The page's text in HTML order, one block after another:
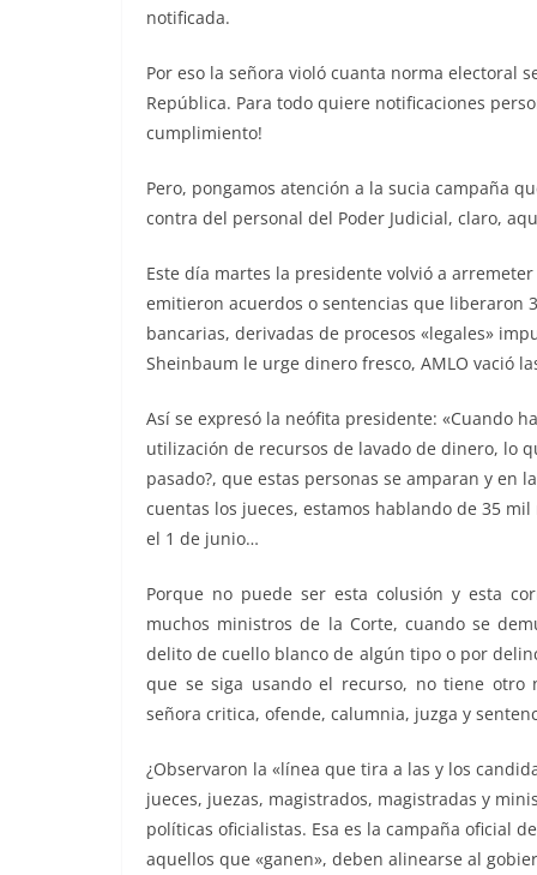
notificada.
Por eso la señora violó cuanta norma electoral
República. Para todo quiere notificaciones
cumplimiento!
Pero, pongamos atención a la sucia campaña
contra del personal del Poder Judicial, claro,
Este día martes la presidente volvió a
emitieron acuerdos o sentencias que liberaron
bancarias, derivadas de procesos «legales»
Sheinbaum le urge dinero fresco, AMLO vació
Así se expresó la neófita presidente: «Cuando
utilización de recursos de lavado de dinero, lo
pasado?, que estas personas se amparan y
cuentas los jueces, estamos hablando de 35
el 1 de junio…
Porque no puede ser esta colusión y esta
muchos ministros de la Corte, cuando se
delito de cuello blanco de algún tipo o por
que se siga usando el recurso, no tiene otro
señora critica, ofende, calumnia, juzga y
¿Observaron la «línea que tira a las y los
jueces, juezas, magistrados, magistradas y
políticas oficialistas. Esa es la campaña oficial
aquellos que «ganen», deben alinearse al